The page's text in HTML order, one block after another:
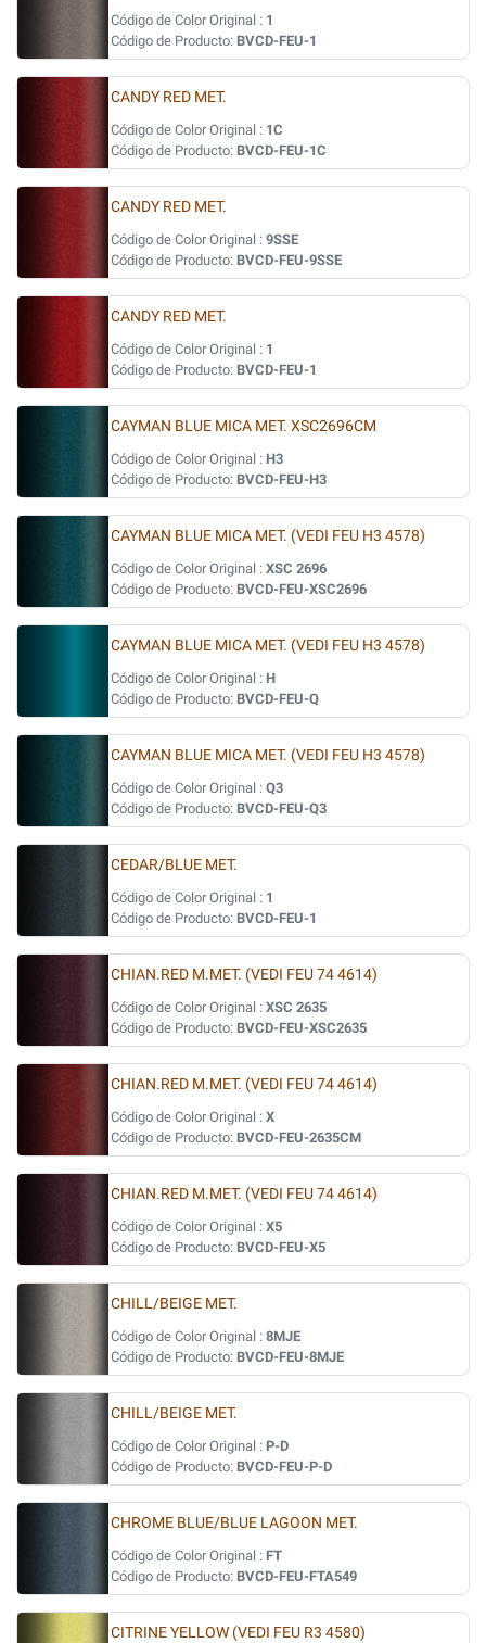
Código de Color Original : 1
Código de Producto: BVCD-FEU-1
CANDY RED MET.
Código de Color Original : 1C
Código de Producto: BVCD-FEU-1C
CANDY RED MET.
Código de Color Original : 9SSE
Código de Producto: BVCD-FEU-9SSE
CANDY RED MET.
Código de Color Original : 1
Código de Producto: BVCD-FEU-1
CAYMAN BLUE MICA MET. XSC2696CM
Código de Color Original : H3
Código de Producto: BVCD-FEU-H3
CAYMAN BLUE MICA MET. (VEDI FEU H3 4578)
Código de Color Original : XSC 2696
Código de Producto: BVCD-FEU-XSC2696
CAYMAN BLUE MICA MET. (VEDI FEU H3 4578)
Código de Color Original : H
Código de Producto: BVCD-FEU-Q
CAYMAN BLUE MICA MET. (VEDI FEU H3 4578)
Código de Color Original : Q3
Código de Producto: BVCD-FEU-Q3
CEDAR/BLUE MET.
Código de Color Original : 1
Código de Producto: BVCD-FEU-1
CHIAN.RED M.MET. (VEDI FEU 74 4614)
Código de Color Original : XSC 2635
Código de Producto: BVCD-FEU-XSC2635
CHIAN.RED M.MET. (VEDI FEU 74 4614)
Código de Color Original : X
Código de Producto: BVCD-FEU-2635CM
CHIAN.RED M.MET. (VEDI FEU 74 4614)
Código de Color Original : X5
Código de Producto: BVCD-FEU-X5
CHILL/BEIGE MET.
Código de Color Original : 8MJE
Código de Producto: BVCD-FEU-8MJE
CHILL/BEIGE MET.
Código de Color Original : P-D
Código de Producto: BVCD-FEU-P-D
CHROME BLUE/BLUE LAGOON MET.
Código de Color Original : FT
Código de Producto: BVCD-FEU-FTA549
CITRINE YELLOW (VEDI FEU R3 4580)